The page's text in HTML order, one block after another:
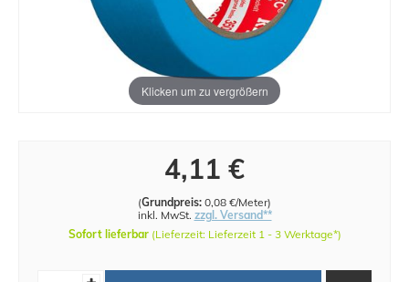
Klicken um zu vergrößern
4,11 €
(Grundpreis: 0,08 €/Meter)
inkl. MwSt. zzgl. Versand**
Sofort lieferbar (Lieferzeit: Lieferzeit 1 - 3 Werktage*)